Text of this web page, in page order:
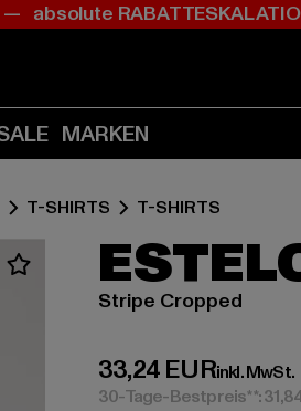
Zum
(Enter
drücken)
Zum
(Enter
drücken)
absolute
MARKEN
T-SHIRTS T-SHIRTS
Stripe Cropped
33,24 EUR
Derzeitiger Preis:
inkl. MwSt.
30-Tage-Bestpreis**: